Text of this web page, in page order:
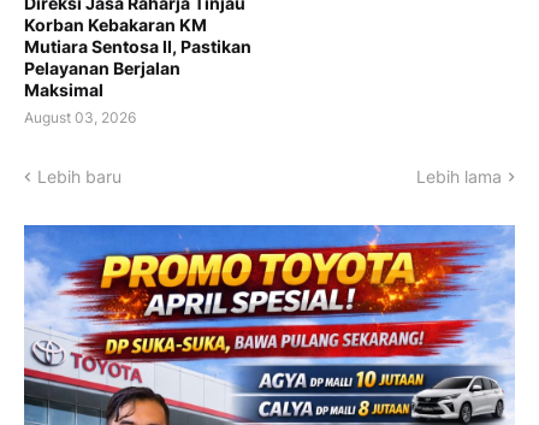
Korban Kebakaran KM
Mutiara Sentosa II, Pastikan
Pelayanan Berjalan
Maksimal
August 03, 2026
Lebih baru Lebih lama